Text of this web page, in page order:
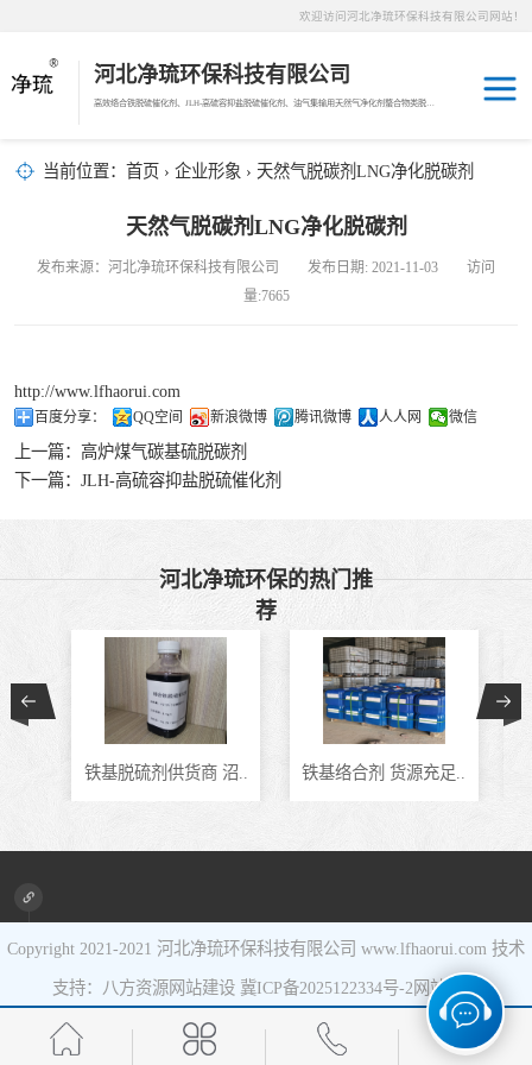
欢迎访问河北净琉环保科技有限公司网站！
河北净琉环保科技有限公司
高效络合铁脱硫催化剂、JLH-高硫容抑盐脱硫催化剂、油气集输用天然气净化剂螯合物类脱硫剂，液相氧化还原脱硫催化剂、液相氧化还原脱硫补充剂、液相氧化还原脱硫溶液分散剂、JL-12活化MDEA脱碳剂、JL-14深度脱碳剂、沼气脱硫剂、焦油破乳剂
当前位置： 首页 › 企业形象 › 天然气脱碳剂LNG净化脱碳剂
天然气脱碳剂LNG净化脱碳剂
发布来源：河北净琉环保科技有限公司 发布日期: 2021-11-03 访问
量:7665
http://www.lfhaorui.com
百度分享： QQ空间 新浪微博 腾讯微博 人人网 微信
上一篇： 高炉煤气碳基硫脱碳剂
下一篇： JLH-高硫容抑盐脱硫催化剂
河北净琉环保的热门推
荐
铁基脱硫剂供货商 沼.. 铁基络合剂 货源充足..
Copyright 2021-2021 河北净琉环保科技有限公司 www.lfhaorui.com 技术
支持：八方资源 网站建设 冀ICP备2025122334号-2 网站地图
天然气脱碳剂
剂
天然气脱硫剂
羰基硫脱除催化
高硫容抑盐脱硫
催化剂
液相氧化还原脱
液相氧化还原脱
硫补充剂
油气集输用天然
气净化剂螯合物
硫酸锰系复合型